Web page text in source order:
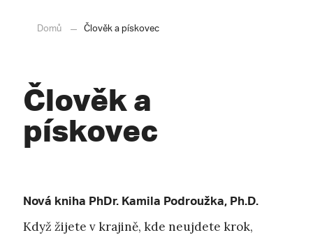
Domů Člověk a pískovec
Člověk a
pískovec
Nová kniha PhDr. Kamila Podroužka, Ph.D.
Když žijete v krajině, kde neujdete krok,